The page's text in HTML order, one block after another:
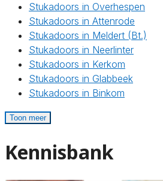
Stukadoors in Overhespen
Stukadoors in Attenrode
Stukadoors in Meldert (Bt.)
Stukadoors in Neerlinter
Stukadoors in Kerkom
Stukadoors in Glabbeek
Stukadoors in Binkom
Toon meer
Kennisbank